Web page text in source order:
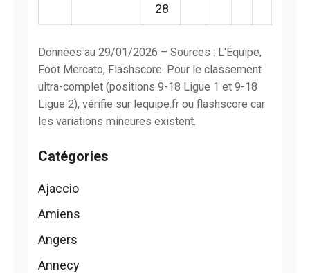
28
Données au 29/01/2026 – Sources : L'Équipe,
Foot Mercato, Flashscore. Pour le classement
ultra-complet (positions 9-18 Ligue 1 et 9-18
Ligue 2), vérifie sur lequipe.fr ou flashscore car
les variations mineures existent.
Catégories
Ajaccio
Amiens
Angers
Annecy